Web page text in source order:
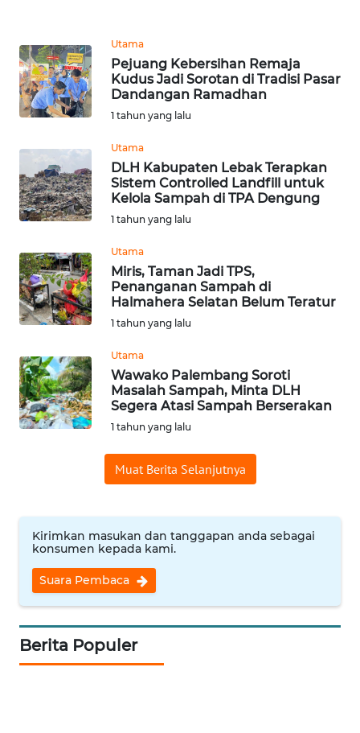
Utama
Pejuang Kebersihan Remaja
Kudus Jadi Sorotan di Tradisi Pasar
Dandangan Ramadhan
1 tahun yang lalu
Utama
DLH Kabupaten Lebak Terapkan
Sistem Controlled Landfill untuk
Kelola Sampah di TPA Dengung
1 tahun yang lalu
Utama
Miris, Taman Jadi TPS,
Penanganan Sampah di
Halmahera Selatan Belum Teratur
1 tahun yang lalu
Utama
Wawako Palembang Soroti
Masalah Sampah, Minta DLH
Segera Atasi Sampah Berserakan
1 tahun yang lalu
Muat Berita Selanjutnya
Kirimkan masukan dan tanggapan anda sebagai
konsumen kepada kami.
Suara Pembaca
Berita Populer
SUMEDANG
WN
CIANJUR
WN
KEPULAUAN
SERIBU
WN
WN
BINJAI
CIREBON
WN
INDRAMAYU
MAJALENGKA
WN
WN
SUKABUMI